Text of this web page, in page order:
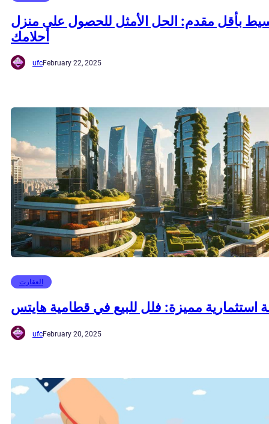
بأقل مقدم: الحل الأمثل للحصول على منزل
أحلامك
ufcFebruary 22, 2025
العقارت
استثمارية مميزة: فلل للبيع في قطامية هايتس
ufcFebruary 20, 2025